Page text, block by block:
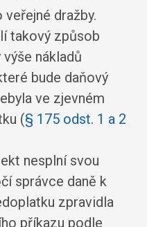
dražby.
takový způsob
nákladů
bude daňový
ve zjevném
(§ 175 odst. 1 a 2
nesplní svou
správce daně k
zpravidla
příkazu podle